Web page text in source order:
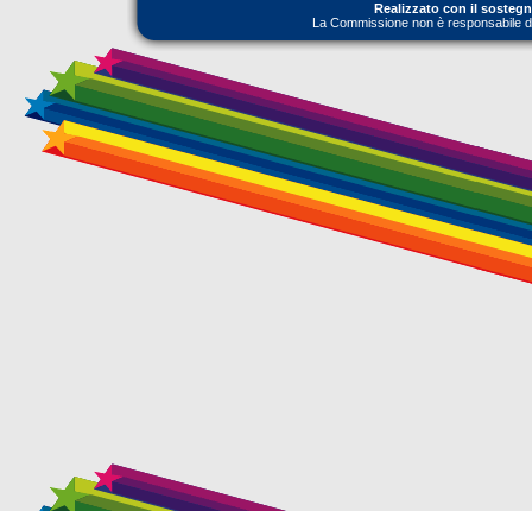
Realizzato con il
La Commissione non è responsabile